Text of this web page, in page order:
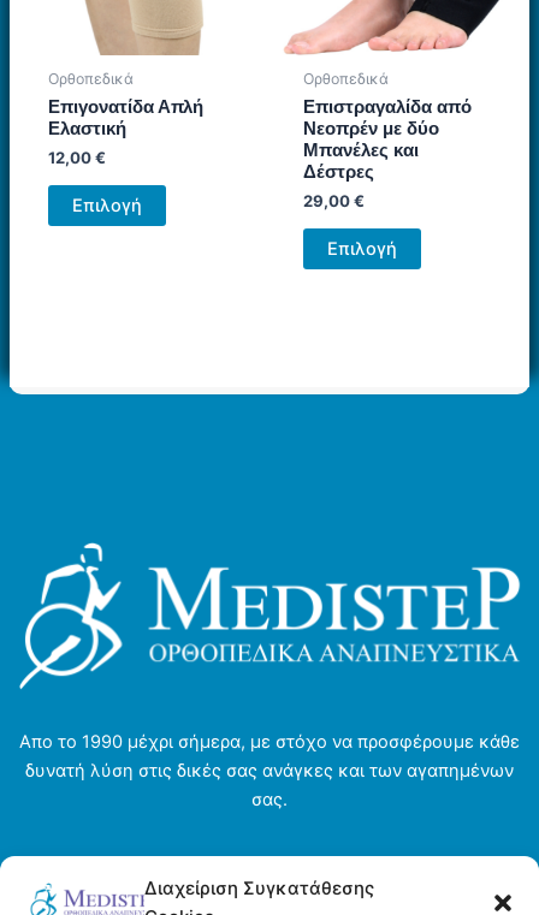
Διαχείριση Συγκατάθεσης
σελίδα
προϊόντος
Ορθοπεδικά
Επιγονατίδα Απλή
Ελαστική
12,00€
Επιλογή
Αυτό
το
επιλογές
του
προϊόντος
Ορθοπεδικά
Επιστραγαλίδα από
Νεοπρέν με δύο
Μπανέλες και
Δέστρες
29,00€
Επιλογή
Αυτό
το
του
προϊόντος
Απο το 1990 μέχρι σήμερα, με στόχο να προσφέρουμε κάθε
δυνατή λύση στις δικές σας ανάγκες και των αγαπημένων
σας.
Ενοικιάσεις